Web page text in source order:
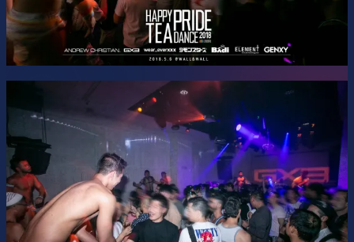
Queens:
Bloody・Xi2 / Cerestia Grown / Kira Kira / MIA
Scandals / RUI・BITON (類・美豚)
Gogos:
ATS / Chan / Dio / HIDE / Honoka Yamasaki / ichiro /
KENCHANA / LOVELI / LUM / NAO / RICO / Rose / RYoTA
/ RYU-DO / RYUJI / Sai / SASUKE / SHAO / SHINGEN /
SHOTA / SHUTO / SOU / TAISHI / TANTAN / TASUKU /
TEN / TOMO / TOWA / YOSHIYUKI